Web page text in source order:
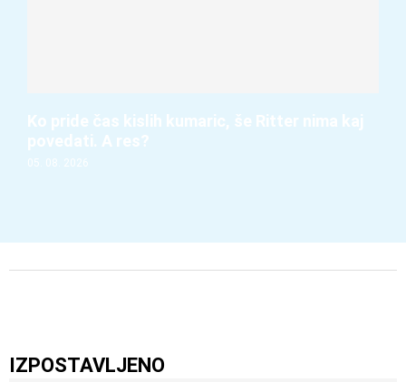
Ko pride čas kislih kumaric, še Ritter nima kaj
povedati. A res?
05. 08. 2026
IZPOSTAVLJENO